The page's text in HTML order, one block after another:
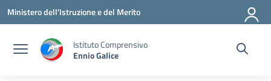
Vai ai contenuti
Vai al menu di navigazione
Vai al footer
Ministero dell'Istruzione e del Merito
Istituto Comprensivo
Ennio Galice